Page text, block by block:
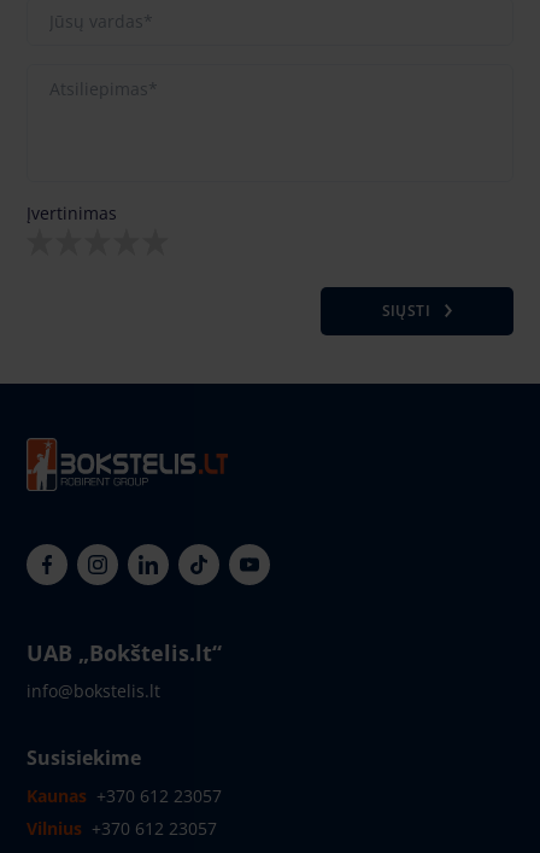
Įvertinimas
SIŲSTI
UAB „Bokštelis.lt“
info@bokstelis.lt
Susisiekime
Kaunas +370 612 23057
Vilnius +370 612 23057